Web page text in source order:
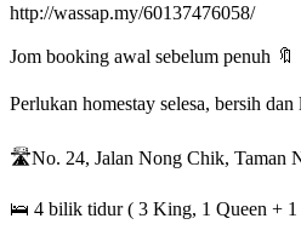
http://wassap.my/60137476058/
Jom booking awal sebelum penuh 🔖
Perlukan homestay selesa, bersih dan
🛣No. 24, Jalan Nong Chik, Taman
🛌 4 bilik tidur ( 3 King, 1 Queen +